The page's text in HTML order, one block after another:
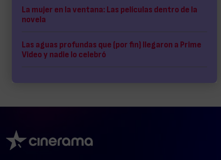
La mujer en la ventana: Las películas dentro de la
novela
Las aguas profundas que (por fin) llegaron a Prime
Video y nadie lo celebró